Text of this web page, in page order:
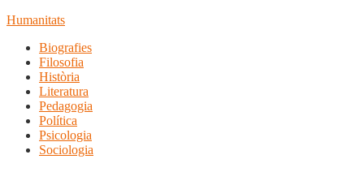
Humanitats
Biografies
Filosofia
Història
Literatura
Pedagogia
Política
Psicologia
Sociologia